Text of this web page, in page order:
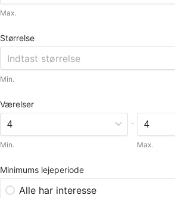
Max.
Størrelse
Min.
Værelser
Min.
-
Max.
Minimums lejeperiode
Alle har interesse